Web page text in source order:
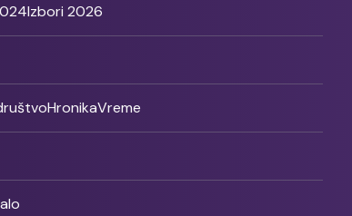
Izbori 2026
HronikaVreme